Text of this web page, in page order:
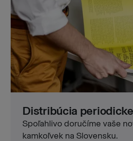
Distribúcia
Spoľahlivo doručíme vaše
kamkoľvek na Slovensku.